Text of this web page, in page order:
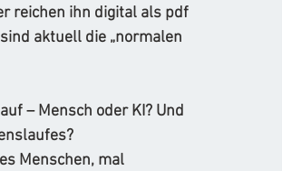
reichen ihn digital als pdf
aktuell die „normalen
– Mensch oder KI? Und
Menschen, mal